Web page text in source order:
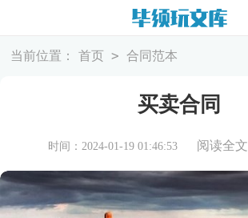
当前位置： 首页 > 合同范本
买卖合同
时间：2024-01-19 01:46:53 阅读全文